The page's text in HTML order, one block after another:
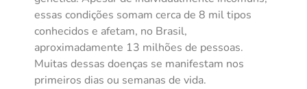
essas condições somam cerca de 8 mil tipos
conhecidos e afetam, no Brasil,
aproximadamente 13 milhões de pessoas.
Muitas dessas doenças se manifestam nos
primeiros dias ou semanas de vida.